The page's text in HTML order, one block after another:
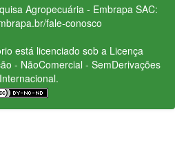
Agropecuária - Embrapa SAC:
fale-conosco
está licenciado sob a Licença
- NãoComercial - SemDerivações